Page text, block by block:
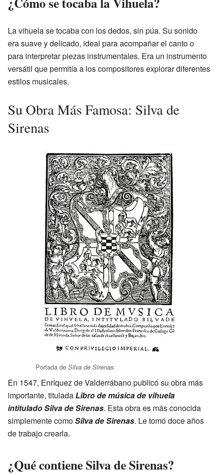
La vihuela se tocaba con los dedos, sin púa. Su sonido
era suave y delicado, ideal para acompañar el canto o
para interpretar piezas instrumentales. Era un instrumento
versátil que permitía a los compositores explorar diferentes
estilos musicales.
Su Obra Más Famosa: Silva de
Sirenas
Portada de Silva de Sirenas.
En 1547, Enríquez de Valderrábano publicó su obra más
importante, tituladaLibro de música de vihuela
intitulado Silva de Sirenas. Esta obra es más conocida
simplemente comoSilva de Sirenas. Le tomó doce años
de trabajo crearla.
¿Qué contiene Silva de Sirenas?